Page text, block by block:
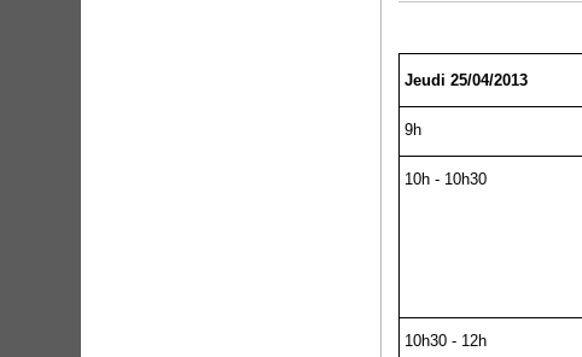
Jeudi 25/04/2013
9h
10h - 10h30
10h30 - 12h